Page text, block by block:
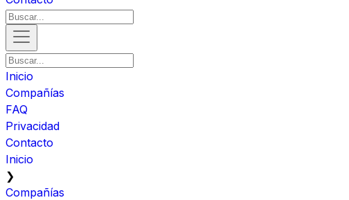
Inicio
Compañías
FAQ
Privacidad
Contacto
Inicio
❯
Compañías